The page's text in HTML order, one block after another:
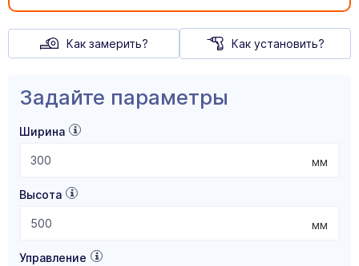
Как замерить? Как установить?
Задайте параметры
Ширина
мм
Высота
мм
Управление